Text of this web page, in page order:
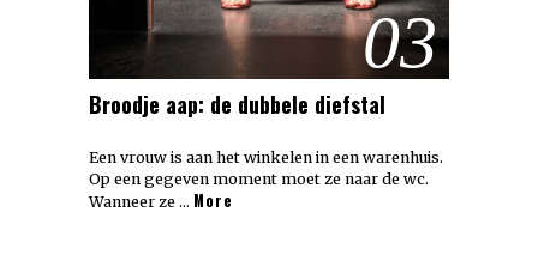
03
Broodje aap: de dubbele diefstal
Een vrouw is aan het winkelen in een warenhuis.
Op een gegeven moment moet ze naar de wc.
Wanneer ze … More